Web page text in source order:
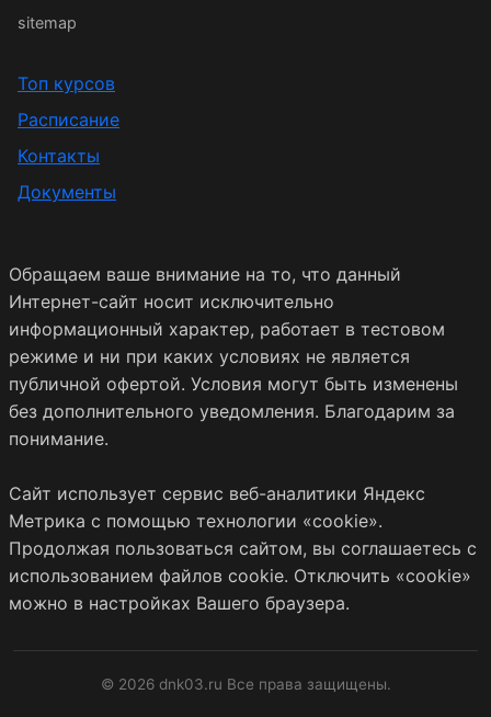
sitemap
Топ курсов
Расписание
Контакты
Документы
Обращаем ваше внимание на то, что данный
Интернет-сайт носит исключительно
информационный характер, работает в тестовом
режиме и ни при каких условиях не является
публичной офертой. Условия могут быть изменены
без дополнительного уведомления. Благодарим за
понимание.
Сайт использует сервис веб-аналитики Яндекс
Метрика с помощью технологии «cookie».
Продолжая пользоваться сайтом, вы соглашаетесь с
использованием файлов cookie. Отключить «cookie»
можно в настройках Вашего браузера.
© 2026 dnk03.ru Все права защищены.